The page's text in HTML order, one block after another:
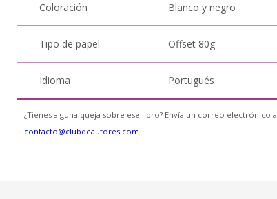
Coloración Blanco y negro
Tipo de papel Offset 80g
Idioma Portugués
¿Tienes alguna queja sobre ese libro? Envía un correo electrónico a
contacto@clubdeautores.com